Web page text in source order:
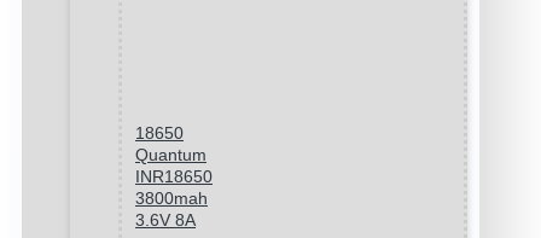
18650
Quantum
INR18650
3800mah
3.6V 8A